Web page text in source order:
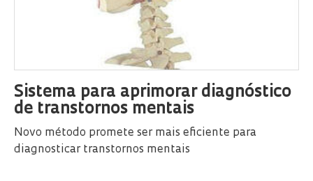
Sistema para aprimorar diagnóstico
de transtornos mentais
Novo método promete ser mais eficiente para
diagnosticar transtornos mentais